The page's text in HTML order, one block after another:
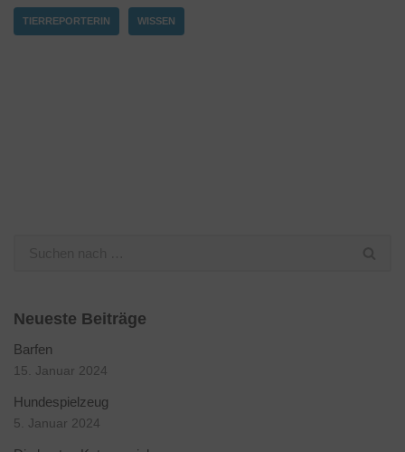
TIERREPORTERIN WISSEN
Neueste Beiträge
Barfen
15. Januar 2024
Hundespielzeug
5. Januar 2024